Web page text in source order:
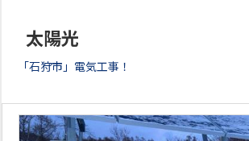
太陽光
「石狩市」電気工事！